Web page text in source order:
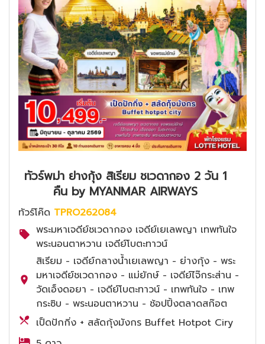
ทัวร์พม่า ย่างกุ้ง สิเรียม ชเวดากอง 2 วัน 1
คืน by MYANMAR AIRWAYS
ทัวร์โค๊ด TPRO262084
พระมหาเจดีย์ชเวดากอง เจดีย์เยเลพญา เทพทันใจ
พระนอนตาหวาน เจดีย์โบตะทาวน์
สิเรียม - เจดีย์กลางน้ำเยเลพญา - ย่างกุ้ง - พระ
มหาเจดีย์ชเวดากอง - แม่ยักษ์ - เจดีย์ไจ๊กระส่าน -
วัดเอ็งดอยา - เจดีย์โบตะทาวน์ - เทพทันใจ - เทพ
กระซิบ - พระนอนตาหวาน - ช้อปปิ้งตลาดสก๊อต
เป็ดปักกิ่ง + สลัดกุ้งมังกร Buffet Hotpot Ciry